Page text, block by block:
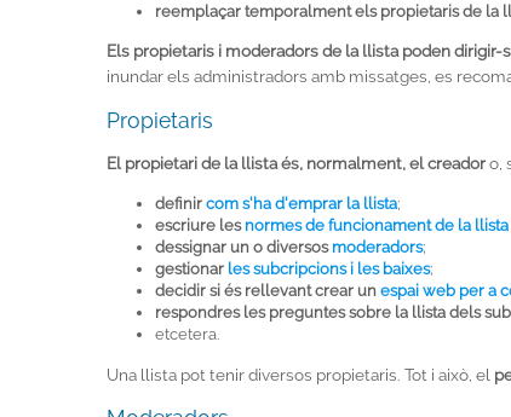
reemplaçar temporalment els propietaris de la
Els propietaris i moderadors de la llista poden dirigir-
inundar els administradors amb missatges, es
Propietaris
El propietari de la llista és, normalment, el creadoro,
definir com s'ha d'emprar la llista;
escriure les normes de funcionament de la llista
dessignar un o diversos moderadors;
gestionar les subcripcions i les baixes;
decidir si és rellevant crear un espai web per a
respondres les preguntes sobre la llista dels
etcetera.
Una llista pot tenir diversos propietaris. Tot i això, el